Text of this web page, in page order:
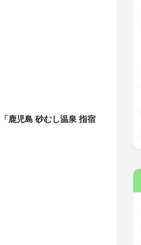
「鹿児島 砂むし温泉 指宿